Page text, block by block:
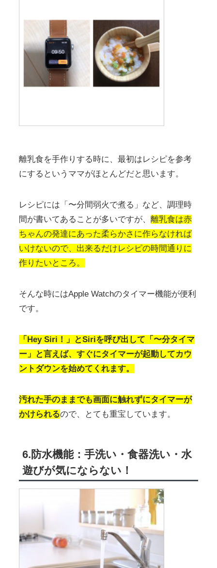
離乳食を手作りする時に、最初はレシピを参考
にするというママがほとんどだと思います。
レシピには「〜分間弱火で煮る」など、調理時
間が書いてあることが多いですが、 離乳食は赤
ちゃんの発達にあった柔らかさに作らなければ
いけないので、出来るだけレシピの時間通りに
作りたいところ。
そんな時にはApple Watchのタイマー機能が便利
です。
「Hey Siri！」とSiriを呼び出して「〜分タイマ
ー」と言えば、すぐにタイマーが起動してカウ
ントダウンを始めてくれます。
汚れた手のままでも画面に触れずにタイマーが
かけられるので、とても重宝しています。
6.防水機能：手洗い・食器洗い・水
遊びが気にならない！